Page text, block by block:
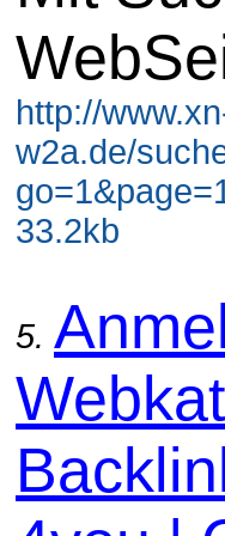
http://
w2a.de/
33.2kb
5.